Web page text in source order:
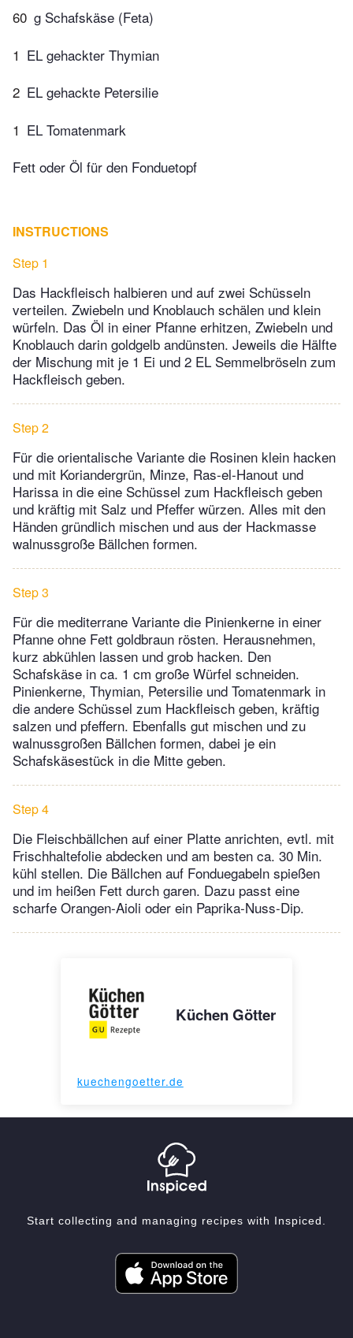
60 g Schafskäse (Feta)
1 EL gehackter Thymian
2 EL gehackte Petersilie
1 EL Tomatenmark
Fett oder Öl für den Fonduetopf
INSTRUCTIONS
Step 1
Das Hackfleisch halbieren und auf zwei Schüsseln
verteilen. Zwiebeln und Knoblauch schälen und klein
würfeln. Das Öl in einer Pfanne erhitzen, Zwiebeln und
Knoblauch darin goldgelb andünsten. Jeweils die Hälfte
der Mischung mit je 1 Ei und 2 EL Semmelbröseln zum
Hackfleisch geben.
Step 2
Für die orientalische Variante die Rosinen klein hacken
und mit Koriandergrün, Minze, Ras-el-Hanout und
Harissa in die eine Schüssel zum Hackfleisch geben
und kräftig mit Salz und Pfeffer würzen. Alles mit den
Händen gründlich mischen und aus der Hackmasse
walnussgroße Bällchen formen.
Step 3
Für die mediterrane Variante die Pinienkerne in einer
Pfanne ohne Fett goldbraun rösten. Herausnehmen,
kurz abkühlen lassen und grob hacken. Den
Schafskäse in ca. 1 cm große Würfel schneiden.
Pinienkerne, Thymian, Petersilie und Tomatenmark in
die andere Schüssel zum Hackfleisch geben, kräftig
salzen und pfeffern. Ebenfalls gut mischen und zu
walnussgroßen Bällchen formen, dabei je ein
Schafskäsestück in die Mitte geben.
Step 4
Die Fleischbällchen auf einer Platte anrichten, evtl. mit
Frischhaltefolie abdecken und am besten ca. 30 Min.
kühl stellen. Die Bällchen auf Fonduegabeln spießen
und im heißen Fett durch garen. Dazu passt eine
scharfe Orangen-Aioli oder ein Paprika-Nuss-Dip.
Küchen Götter
kuechengoetter.de
Start collecting and managing recipes with Inspiced.